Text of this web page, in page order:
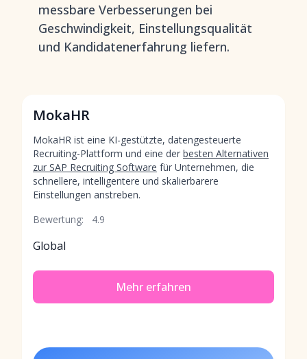
messbare Verbesserungen bei
Geschwindigkeit, Einstellungsqualität
und Kandidatenerfahrung liefern.
MokaHR
MokaHR ist eine KI-gestützte, datengesteuerte
Recruiting-Plattform und eine der besten Alternativen
zur SAP Recruiting Software für Unternehmen, die
schnellere, intelligentere und skalierbarere
Einstellungen anstreben.
Bewertung:
4.9
Global
Mehr erfahren